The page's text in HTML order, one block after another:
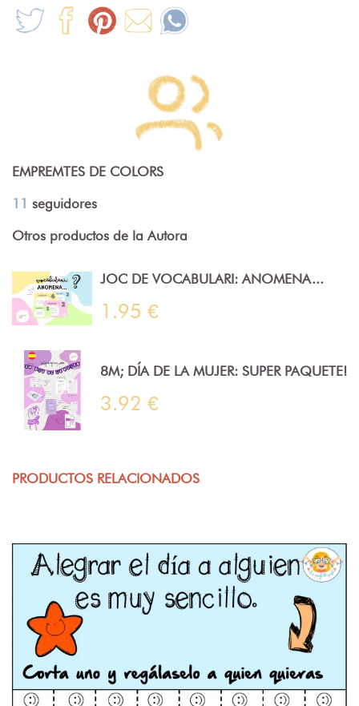
EMPREMTES DE COLORS
11 seguidores
Otros productos de la Autora
JOC DE VOCABULARI: ANOMENA...
1.95 €
8M; DÍA DE LA MUJER: SUPER PAQUETE!
3.92 €
PRODUCTOS RELACIONADOS